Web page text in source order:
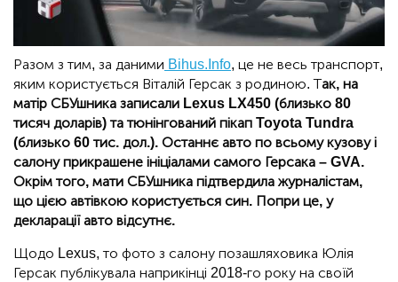
Разом з тим, за даними Bihus.Info, це не весь транспорт,
яким користується Віталій Герсак з родиною. Так, на
матір СБУшника записали Lexus LX450 (близько 80
тисяч доларів) та тюнінгований пікап Toyota Tundra
(близько 60 тис. дол.). Останнє авто по всьому кузову і
салону прикрашене ініціалами самого Герсака – GVA.
Окрім того, мати СБУшника підтвердила журналістам,
що цією автівкою користується син. Попри це, у
декларації авто відсутнє.
Щодо Lexus, то фото з салону позашляховика Юлія
Герсак публікувала наприкінці 2018-го року на своїй